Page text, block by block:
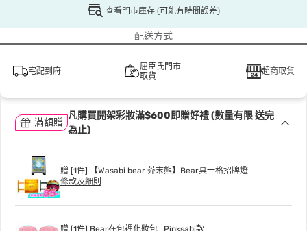
查看門市庫存 (可能有時間誤差)
配送方式
宅配到府
屈臣氏門市
取貨
超商取貨
滿額贈
凡購買開架彩妝滿$600即贈好禮 (數量有限 送完
為止)
贈 [1件] 【Wasabi bear 芥末熊】Bear具一格招牌燈
條款及細則
贈 [1件] Bear在包裡化妝包_Pinksabi款